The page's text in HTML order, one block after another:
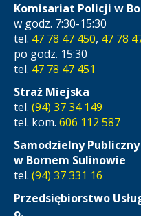
Komisariat Policji w
w godz. 7:30-15:30
tel. 47 78 47 450, 47 78
po godz. 15:30
tel. 47 78 47 451
Straż Miejska
tel. (94) 37 34 149
tel. kom. 606 112 587
Samodzielny
w Bornem Sulinowie
tel. (94) 37 331 16
Przedsiębiorstwo